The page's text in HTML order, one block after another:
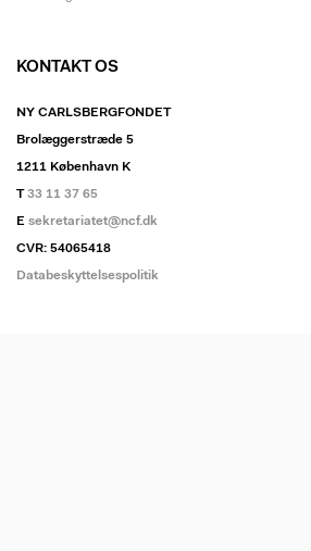
KONTAKT OS
NY CARLSBERGFONDET
Brolæggerstræde 5
1211 København K
T33 11 37 65
E sekretariatet@ncf.dk
CVR: 54065418
Databeskyttelsespolitik